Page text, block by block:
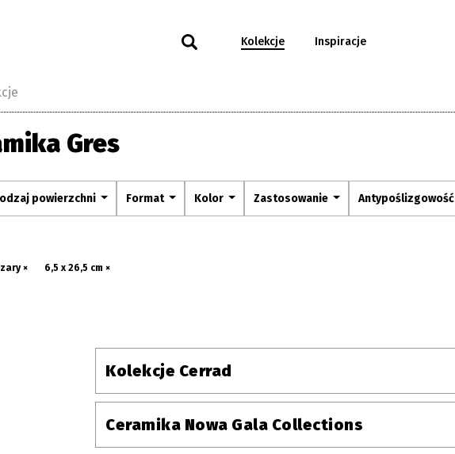
Kolekcje Inspiracje
Gres
powierzchni Format Kolor Zastosowanie Antypoślizgowość
× 6,5 x 26,5 cm ×
Kolekcje Cerrad
Ceramika Nowa Gala Collections